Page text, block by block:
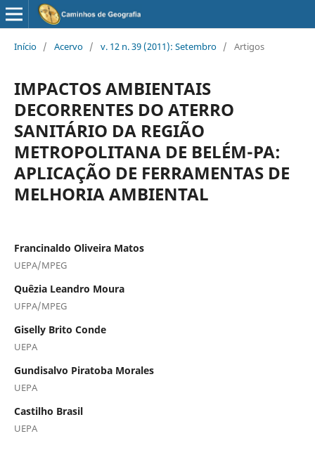
Início / Acervo / v. 12 n. 39 (2011): Setembro / Artigos
IMPACTOS AMBIENTAIS
DECORRENTES DO ATERRO
SANITÁRIO DA REGIÃO
METROPOLITANA DE BELÉM-PA:
APLICAÇÃO DE FERRAMENTAS DE
MELHORIA AMBIENTAL
Francinaldo Oliveira Matos
UEPA/MPEG
Quêzia Leandro Moura
UFPA/MPEG
Giselly Brito Conde
UEPA
Gundisalvo Piratoba Morales
UEPA
Castilho Brasil
UEPA